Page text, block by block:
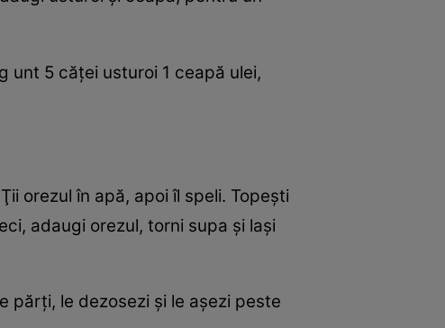
unt 5 căţei usturoi 1 ceapă ulei,
orezul în apă, apoi îl speli. Topeşti
adaugi orezul, torni supa şi laşi
părţi, le dezosezi şi le aşezi peste